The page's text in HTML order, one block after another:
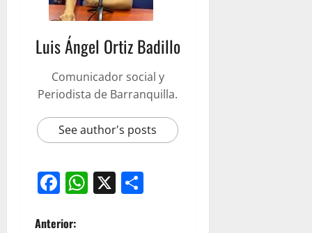
Luis Ángel Ortiz Badillo
Comunicador social y
Periodista de Barranquilla.
See author's posts
Facebook
WhatsApp
X
Anterior: